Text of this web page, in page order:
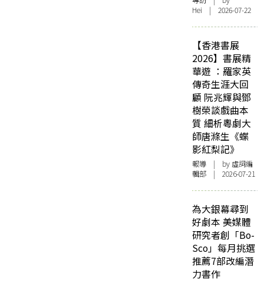
Hei | 2026-07-22
【香港書展
2026】書展精
華遊 ：羅家英
傳奇生涯大回
顧 阮兆輝與鄧
樹榮談戲曲本
質 細析粵劇大
師唐滌生《蝶
影紅梨記》
報導 | by 虛詞編
輯部 | 2026-07-21
為大銀幕尋到
好劇本 美媒體
研究者創「Bo-
Sco」每月挑選
推薦7部改編潛
力書作